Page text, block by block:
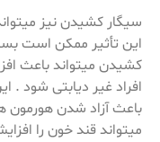
سیگار کشیدن نیز
این تأثیر ممکن است
کشیدن میتواند باعث
افراد غیر دیابتی شود
باعث آزاد شدن هورمون
میتواند قند خون را